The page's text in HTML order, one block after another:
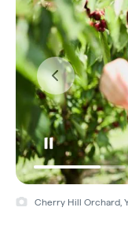
Cherry Hill Orchard,